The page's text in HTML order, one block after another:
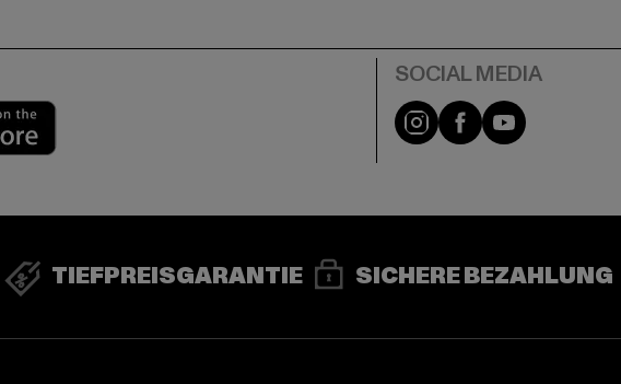
Instagram
FacebookYouTube
TIEFPREISGARANTIE SICHERE BEZAHLUNG